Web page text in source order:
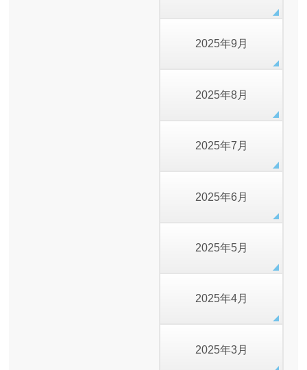
2025年9月
2025年8月
2025年7月
2025年6月
2025年5月
2025年4月
2025年3月